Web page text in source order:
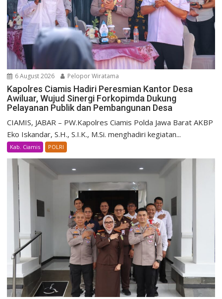
6 August 2026 Pelopor Wiratama
Kapolres Ciamis Hadiri Peresmian Kantor Desa
Awiluar, Wujud Sinergi Forkopimda Dukung
Pelayanan Publik dan Pembangunan Desa
CIAMIS, JABAR – PW.Kapolres Ciamis Polda Jawa Barat AKBP
Eko Iskandar, S.H., S.I.K., M.Si. menghadiri kegiatan...
Kab. Ciamis POLRI